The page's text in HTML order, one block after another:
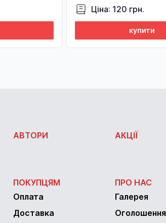
Ціна: 120 грн.
купити
АВТОРИ АКЦІЇ
ПОКУПЦЯМ
Оплата
Доставка
ПРО НАС
Галерея
Оголошення